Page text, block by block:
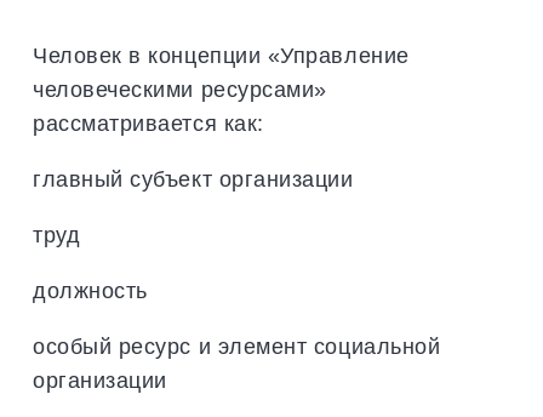
Человек в концепции «Управление
человеческими ресурсами»
рассматривается как:
главный субъект организации
труд
должность
особый ресурс и элемент социальной
организации